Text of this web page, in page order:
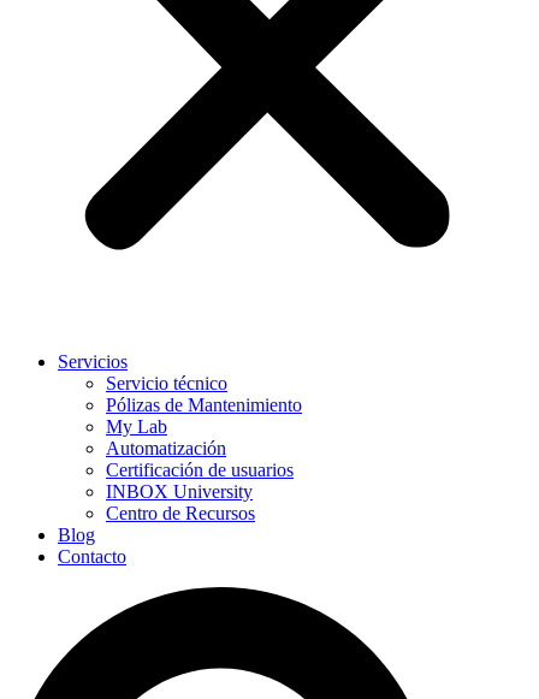
Servicios
Servicio técnico
Pólizas de Mantenimiento
My Lab
Automatización
Certificación de usuarios
INBOX University
Centro de Recursos
Blog
Contacto